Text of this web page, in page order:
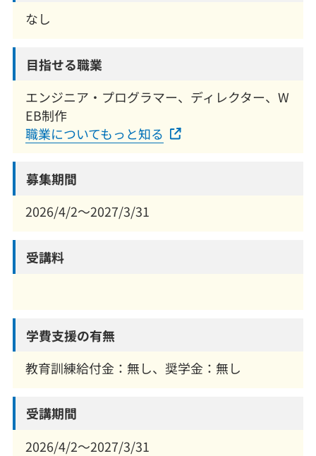
なし
目指せる職業
エンジニア・プログラマー、ディレクター、W
EB制作
職業についてもっと知る
募集期間
2026/4/2～2027/3/31
受講料
学費支援の有無
教育訓練給付金：無し、奨学金：無し
受講期間
2026/4/2～2027/3/31